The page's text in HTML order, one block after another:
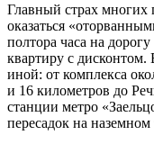
Главный страх многих
оказаться
полтора часа на
квартиру с
иной: от комплекса
и 16 километров до
станции метро
пересадок на наземном